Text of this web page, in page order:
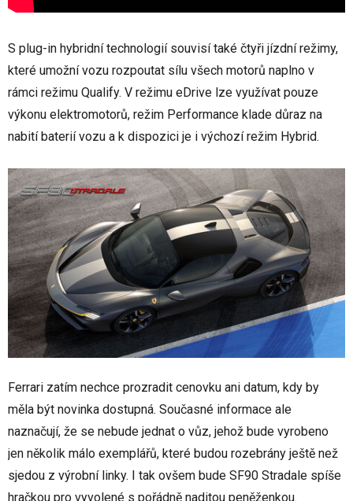
S plug-in hybridní technologií souvisí také čtyři jízdní režimy,
které umožní vozu rozpoutat sílu všech motorů naplno v
rámci režimu Qualify. V režimu eDrive lze využívat pouze
výkonu elektromotorů, režim Performance klade důraz na
nabití baterií vozu a k dispozici je i výchozí režim Hybrid.
Ferrari zatím nechce prozradit cenovku ani datum, kdy by
měla být novinka dostupná. Současné informace ale
naznačují, že se nebude jednat o vůz, jehož bude vyrobeno
jen několik málo exemplářů, které budou rozebrány ještě než
sjedou z výrobní linky. I tak ovšem bude SF90 Stradale spíše
hračkou pro vyvolené s pořádně naditou peněženkou.